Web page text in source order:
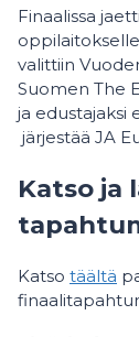
Finaalissa
valittiin
Suomen The
ja edustajaksi
järjestää JA
Katso ja
Katso täältä